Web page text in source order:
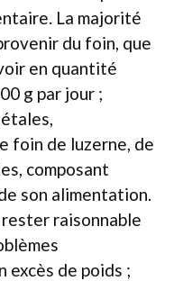
La majorité
du foin, que
en quantité
g par jour ;
foin de luzerne, de
composant
son alimentation.
raisonnable
excès de poids ;